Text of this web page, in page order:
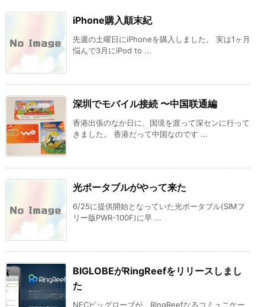
iPhone購入顛末紀
先週の土曜日にiPhoneを購入しました。 実は1ヶ月
悩んで3月にiPod to ...
深圳でモバイル接続 〜中国联通編
香港出張のなか日に、国境を渡って深センに行って
きました。 香港だって中国なのです ...
光ポータブルがやって来た
6/25に提供開始となっていた光ポータブル(SIMフ
リー版PWR-100F)に早 ...
BIGLOBEがRingReefをリリースしまし
た
NECビッグローブが、RingReefなるコミュニケー